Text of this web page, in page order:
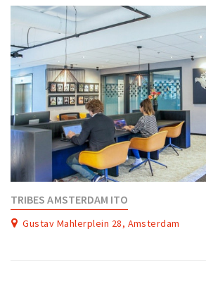
TRIBES AMSTERDAM ITO
Gustav Mahlerplein 28, Amsterdam